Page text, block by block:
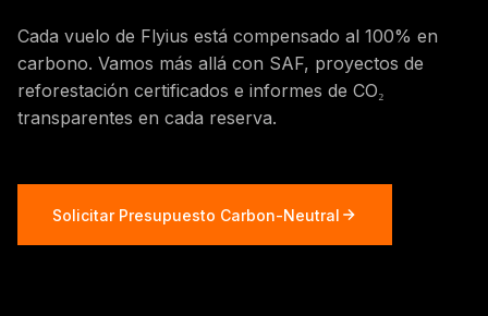
Cada vuelo de Flyius está compensado al 100% en
carbono. Vamos más allá con SAF, proyectos de
reforestación certificados e informes de CO₂
transparentes en cada reserva.
Solicitar Presupuesto Carbon-Neutral